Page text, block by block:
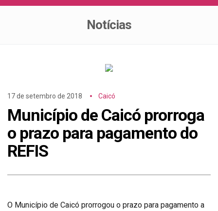
Notícias
17 de setembro de 2018 Caicó
Município de Caicó prorroga
o prazo para pagamento do
REFIS
O Município de Caicó prorrogou o prazo para pagamento a